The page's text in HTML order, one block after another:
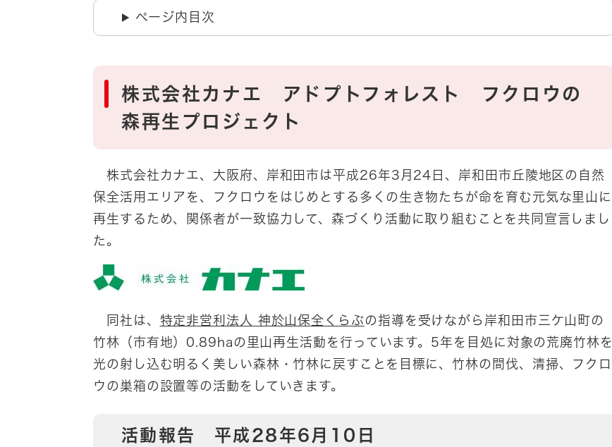
とじる
ページ内目次
株式会社カナエ アドプトフォレスト フクロウの
森再生プロジェクト
株式会社カナエ、大阪府、岸和田市は平成26年3月24日、岸和田市丘陵地区の自然
保全活用エリアを、フクロウをはじめとする多くの生き物たちが命を育む元気な里山に
再生するため、関係者が一致協力して、森づくり活動に取り組むことを共同宣言しまし
た。
同社は、 特定非営利法人 神於山保全くらぶの指導を受けながら岸和田市三ケ山町の
竹林（市有地）0.89haの里山再生活動を行っています。5年を目処に対象の荒廃竹林を
光の射し込む明るく美しい森林・竹林に戻すことを目標に、竹林の間伐、清掃、フクロ
ウの巣箱の設置等の活動をしていきます。
活動報告 平成28年6月10日